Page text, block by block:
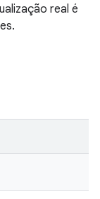
real é